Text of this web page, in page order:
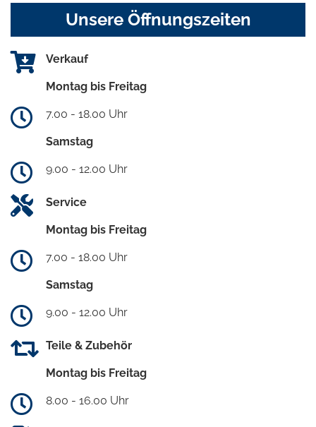
Unsere Öffnungszeiten
Verkauf
Montag bis Freitag
7.00 - 18.00 Uhr
Samstag
9.00 - 12.00 Uhr
Service
Montag bis Freitag
7.00 - 18.00 Uhr
Samstag
9.00 - 12.00 Uhr
Teile & Zubehör
Montag bis Freitag
8.00 - 16.00 Uhr